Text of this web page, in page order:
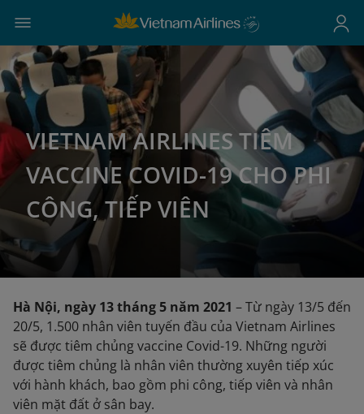
VIETNAM AIRLINES TIÊM
VACCINE COVID-19 CHO PHI
CÔNG, TIẾP VIÊN
Hà Nội, ngày 13 tháng 5 năm 2021 – Từ ngày 13/5 đến
20/5, 1.500 nhân viên tuyến đầu của Vietnam Airlines
sẽ được tiêm chủng vaccine Covid-19. Những người
được tiêm chủng là nhân viên thường xuyên tiếp xúc
với hành khách, bao gồm phi công, tiếp viên và nhân
viên mặt đất ở sân bay.